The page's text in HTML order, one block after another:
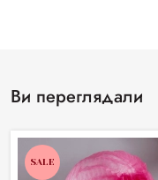
Ви переглядали
SALE